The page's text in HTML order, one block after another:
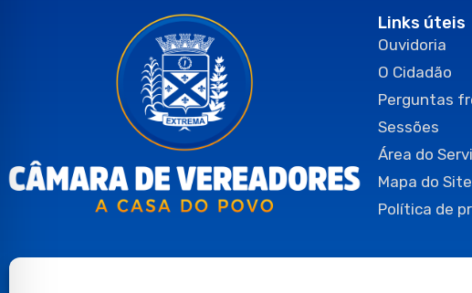
Links úteis
Ouvidoria
O Cidadão
Perguntas
Sessões
Área do
Mapa do Site
Política de